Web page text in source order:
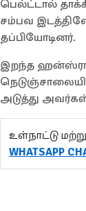
பெல்ட்டால்
சம்பவ
தப்பியோடினர்.
இறந்த
அடுத்து
உள்நாட்டு
WHATSAPP